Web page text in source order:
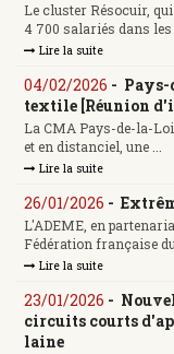
Le cluster Résocuir,
4 700 salariés dans les
Lire la suite
04/02/2026 -
textile [Réunion
La CMA Pays-de-la-
et en distanciel, une ...
Lire la suite
26/01/2026 -
L'ADEME, en
Fédération française
Lire la suite
23/01/2026 -
circuits courts
laine